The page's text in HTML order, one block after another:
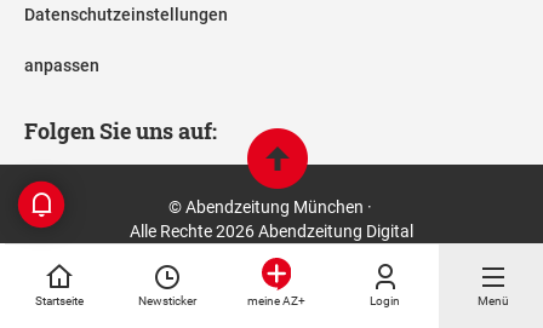
Startseite Newsticker meine AZ+ Login Menü
Datenschutzeinstellungen
anpassen
Folgen Sie uns auf:
© Abendzeitung München ·
Alle Rechte 2026 Abendzeitung Digital